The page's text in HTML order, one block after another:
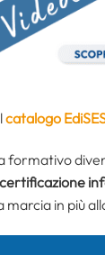
catalogo
formativo
certificazione
marcia in più